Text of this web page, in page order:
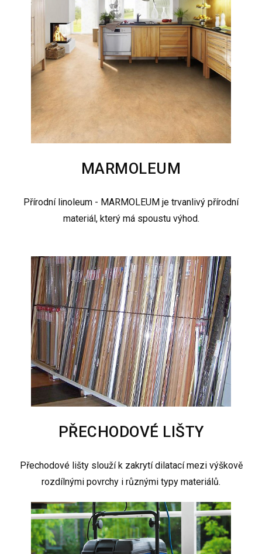
MARMOLEUM
Přírodní linoleum - MARMOLEUM je trvanlivý přírodní
materiál, který má spoustu výhod.
PŘECHODOVÉ LIŠTY
Přechodové lišty slouží k zakrytí dilatací mezi výškově
rozdílnými povrchy i různými typy materiálů.